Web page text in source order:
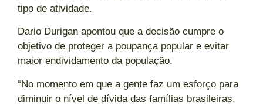
tipo de atividade.
Dario Durigan apontou que a decisão cumpre o
objetivo de proteger a poupança popular e evitar
maior endividamento da população.
“No momento em que a gente faz um esforço para
diminuir o nível de dívida das famílias brasileiras,